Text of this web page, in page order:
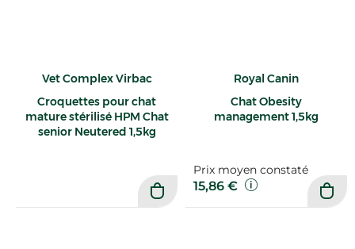
Vet Complex Virbac
Croquettes pour chat
mature stérilisé HPM Chat
senior Neutered 1,5kg
Royal Canin
Chat Obesity
management 1,5kg
Prix moyen constaté
15,86 €